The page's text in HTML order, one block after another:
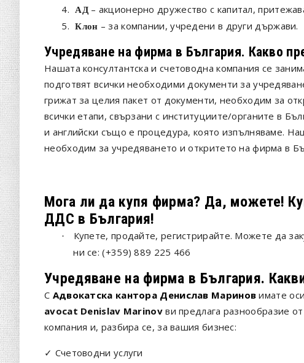
4.
АД– акционерно дружество с капитал,
5.
Клон – за компании, учредени в други държави.
Учредяване на фирма в България. Какво
Нашата консултантска и счетоводна компания се
подготвят всички необходими документи за
грижат за целия пакет от документи, необходим за
всички етапи, свързани с институциите/органите в
и английски също е процедура, която изпълняваме.
необходим за учредяването и откритето на фирма в
Мога ли да купя фирма? Да, можете!
ДДС в България!
·
Купете, продайте, регистрирайте. Можете да
ни се: (+359) 889 225 466
Учредяване на фирма в България.
С Адвокатска кантора Денислав Маринов имате
avocat Denislav Marinovви предлага разнообразие
компания и, разбира се, за вашия бизнес:
✓ Счетоводни услуги